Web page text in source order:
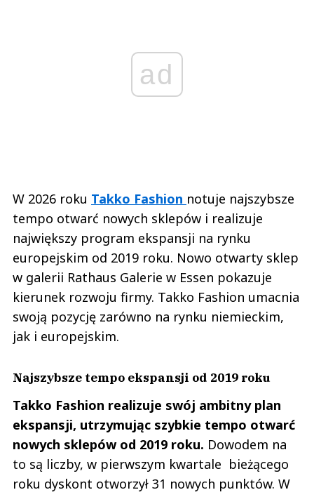
ad
W 2026 roku Takko Fashion notuje najszybsze
tempo otwarć nowych sklepów i realizuje
największy program ekspansji na rynku
europejskim od 2019 roku. Nowo otwarty sklep
w galerii Rathaus Galerie w Essen pokazuje
kierunek rozwoju firmy. Takko Fashion umacnia
swoją pozycję zarówno na rynku niemieckim,
jak i europejskim.
Najszybsze tempo ekspansji od 2019 roku
Takko Fashion realizuje swój ambitny plan
ekspansji, utrzymując szybkie tempo otwarć
nowych sklepów od 2019 roku. Dowodem na
to są liczby, w pierwszym kwartale bieżącego
roku dyskont otworzył 31 nowych punktów. W